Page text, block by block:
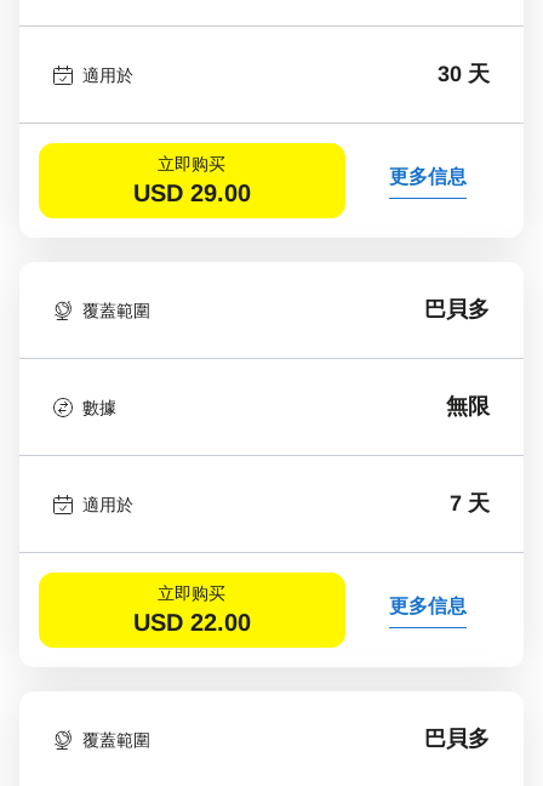
適用於 30 天
立即购买
USD 29.00
更多信息
覆蓋範圍 巴貝多
數據 無限
適用於 7 天
立即购买
USD 22.00
更多信息
覆蓋範圍 巴貝多